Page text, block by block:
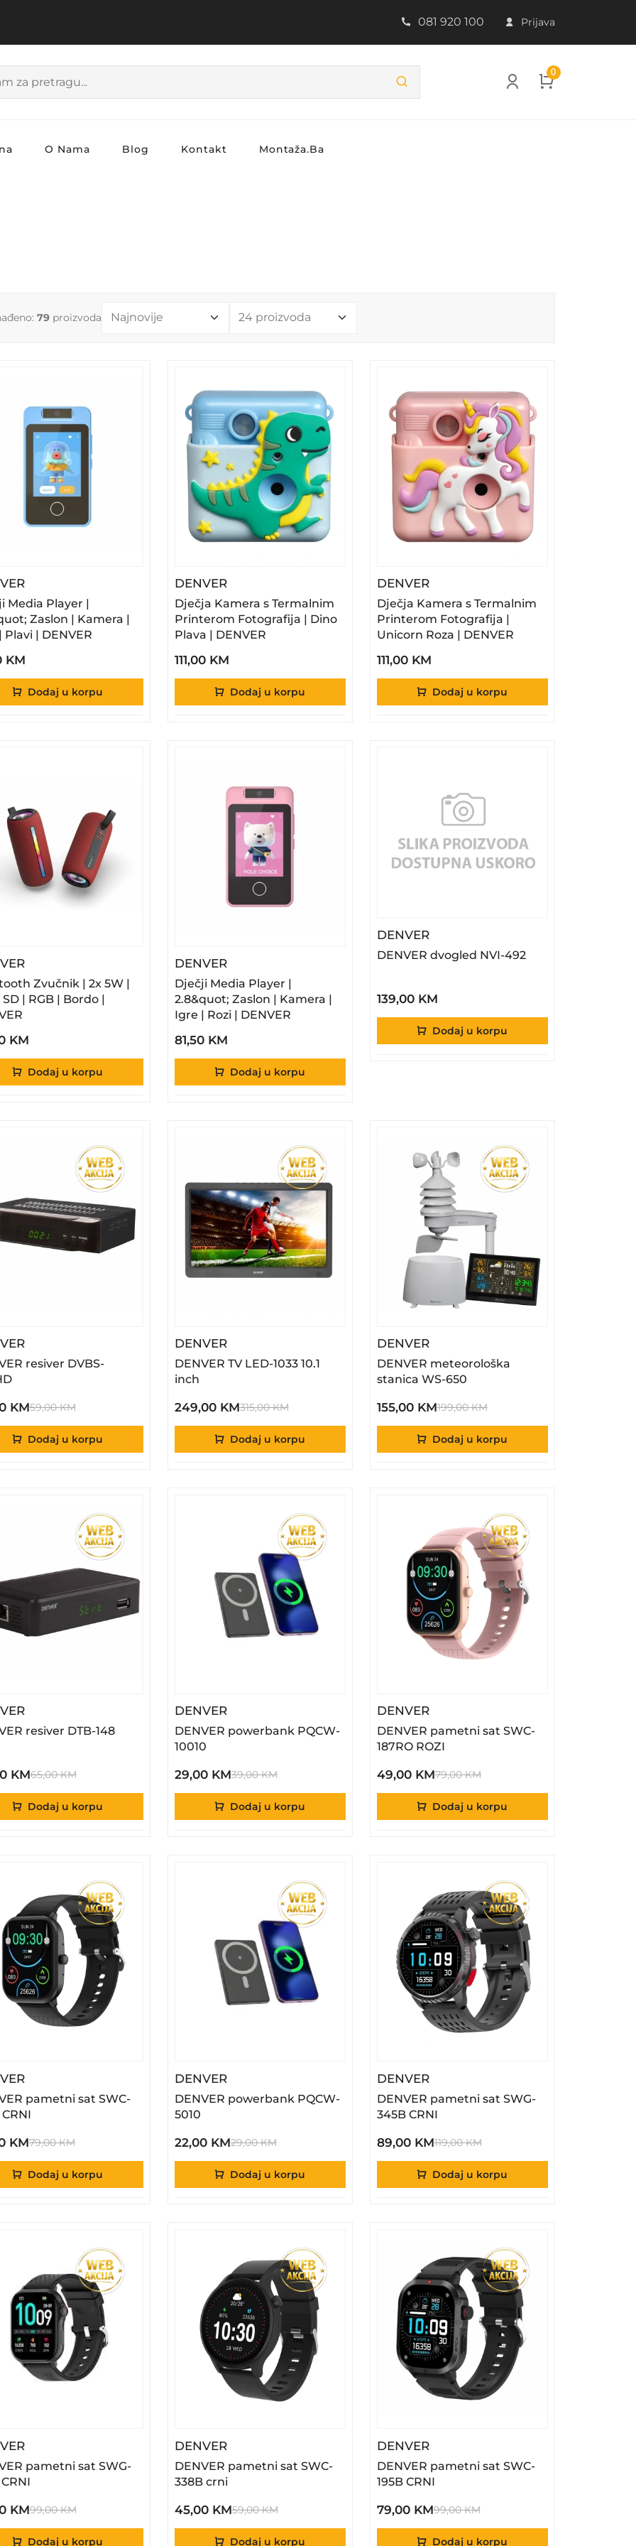
081 920 100 Prijava
0
O Nama Blog Kontakt Montaža.ba
79 proizvoda
– Dječji Media Player | 2.8&quot; Zaslon | Kamera | Igre | Plavi | DENVER
Media Player |
Zaslon | Kamera |
Plavi | DENVER
KM
Dodaj u korpu
DENVER– Dječja Kamera S Termalnim Printerom Fotografija | Dino Plava |
Dječja Kamera s Termalnim
Printerom Fotografija | Dino
Plava | DENVER
111,00 KM
Dodaj u korpu
DENVER– Dječja Kamera S Termalnim
Dječja Kamera s Termalnim
Printerom Fotografija |
Unicorn Roza | DENVER
111,00 KM
Dodaj u korpu
– Bluetooth Zvučnik | 2x 5W | USB, SD | RGB | Bordo | DENVER
Zvučnik | 2x 5W |
SD | RGB | Bordo |
KM
Dodaj u korpu
DENVER– Dječji Media Player | 2.8&quot; Zaslon | Kamera | Igre | Rozi |
Dječji Media Player |
2.8&quot; Zaslon | Kamera |
Igre | Rozi | DENVER
81,50 KM
Dodaj u korpu
DENVER– DENVER Dvogled NVI-492
DENVER dvogled NVI-492
139,00 KM
Dodaj u korpu
– DENVER Resiver DVBS-206HD
resiver DVBS-
KM59,00 KM
Dodaj u korpu
DENVER– DENVER TV LED-1033 10.1 Inch
DENVER TV LED-1033 10.1
inch
249,00 KM315,00 KM
Dodaj u korpu
DENVER– DENVER Meteorološka Stanica
DENVER meteorološka
stanica WS-650
155,00 KM199,00 KM
Dodaj u korpu
– DENVER Resiver DTB-148
resiver DTB-148
KM65,00 KM
Dodaj u korpu
DENVER– DENVER Powerbank PQCW-10010
DENVER powerbank PQCW-
10010
29,00 KM39,00 KM
Dodaj u korpu
DENVER– DENVER Pametni Sat SWC-
DENVER pametni sat SWC-
187RO ROZI
49,00 KM79,00 KM
Dodaj u korpu
– DENVER Pametni Sat SWC-187B CRNI
pametni sat SWC-
KM79,00 KM
Dodaj u korpu
DENVER– DENVER Powerbank PQCW-5010
DENVER powerbank PQCW-
5010
22,00 KM29,00 KM
Dodaj u korpu
DENVER– DENVER Pametni Sat SWG-
DENVER pametni sat SWG-
345B CRNI
89,00 KM119,00 KM
Dodaj u korpu
– DENVER Pametni Sat SWG-159B CRNI
pametni sat SWG-
KM99,00 KM
Dodaj u korpu
DENVER– DENVER Pametni Sat SWC-338B Crni
DENVER pametni sat SWC-
338B crni
45,00 KM59,00 KM
Dodaj u korpu
DENVER– DENVER Pametni Sat SWC-
DENVER pametni sat SWC-
195B CRNI
79,00 KM99,00 KM
Dodaj u korpu